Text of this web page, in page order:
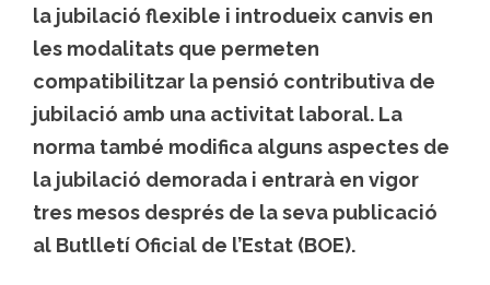
la jubilació flexible i introdueix canvis en
les modalitats que permeten
compatibilitzar la pensió contributiva de
jubilació amb una activitat laboral. La
norma també modifica alguns aspectes de
la jubilació demorada i entrarà en vigor
tres mesos després de la seva publicació
al Butlletí Oficial de l’Estat (BOE).